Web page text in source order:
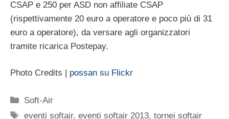
CSAP e 250 per ASD non affiliate CSAP
(rispettivamente 20 euro a operatore e poco più di 31
euro a operatore), da versare agli organizzatori
tramite ricarica Postepay.
Photo Credits | possan su Flickr
Categorie
Soft-Air
Tag
eventi softair,eventi softair 2013,tornei softair